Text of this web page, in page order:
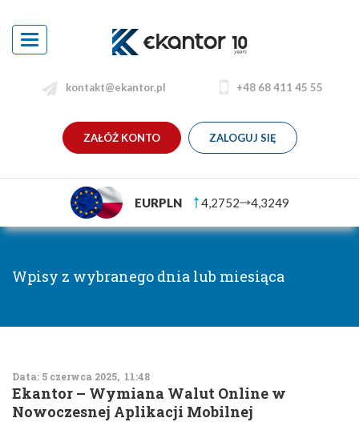
Toggle
navigation
kontakt@ekantor.pl +48 68 411 45 55
ZAŁÓŻ KONTO ZALOGUJ SIĘ
EURPLN 4,2752 4,3249
Wpisy z wybranego dnia lub miesiąca
Data: 5 czerwca 2025, 11:48
Ekantor – Wymiana Walut Online w
Nowoczesnej Aplikacji Mobilnej